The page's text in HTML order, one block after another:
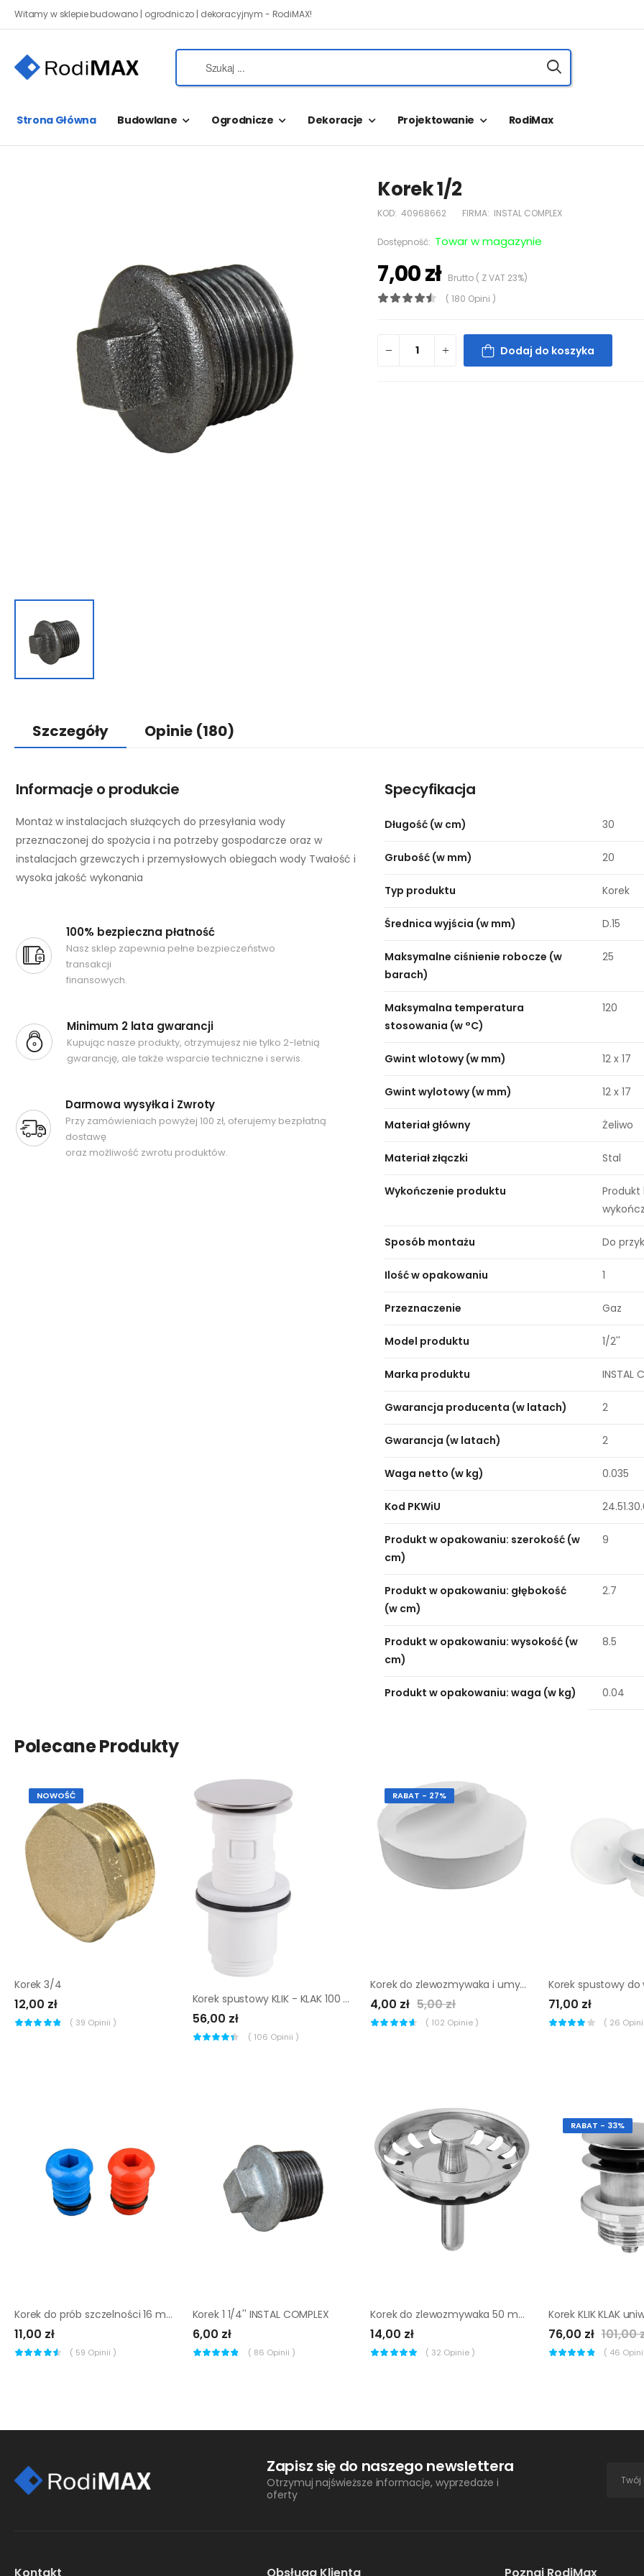
Witamy w sklepie budowano | ogrodniczo | dekoracyjnym - RodiMAX!
Strona Główna Budowlane Ogrodnicze Dekoracje Projektowanie RodiMax
Korek 1/2
KOD: 40968662 FIRMA: INSTAL COMPLEX
Dostępność: Towar w magazynie
7,00 złBrutto ( Z VAT 23%)
( 180 Opini )
Dodaj do koszyka
Szczegóły Opinie (180)
Informacje o produkcie
Montaż w instalacjach służących do przesyłania wody
przeznaczonej do spożycia i na potrzeby gospodarcze oraz w
instalacjach grzewczych i przemysłowych obiegach wody Twałość i
wysoka jakość wykonania
100% bezpieczna płatność
Nasz sklep zapewnia pełne bezpieczeństwo
transakcji
finansowych.
Minimum 2 lata gwarancji
Kupując nasze produkty, otrzymujesz nie tylko 2-letnią
gwarancję, ale także wsparcie techniczne i serwis.
Darmowa wysyłka i Zwroty
Przy zamówieniach powyżej 100 zł, oferujemy bezpłatną
dostawę
oraz możliwość zwrotu produktów.
Specyfikacja
Długość (w cm) 30
Grubość (w mm) 20
Typ produktu Korek
Średnica wyjścia (w mm) D.15
Maksymalne ciśnienie robocze (w
barach)
25
Maksymalna temperatura
stosowania (w °C)
120
Gwint wlotowy (w mm) 12 x 17
Gwint wylotowy (w mm) 12 x 17
Materiał główny Żeliwo
Materiał złączki Stal
Wykończenie produktu
Produkt
Sposób montażu Do
Ilość w opakowaniu 1
Przeznaczenie Gaz
Model produktu 1/2''
Marka produktu INSTAL
Gwarancja producenta (w latach) 2
Gwarancja (w latach) 2
Waga netto (w kg) 0.035
Kod PKWiU
Produkt w opakowaniu: szerokość (w
cm)
9
Produkt w opakowaniu: głębokość
(w cm)
2.7
Produkt w opakowaniu: wysokość (w
cm)
8.5
Produkt w opakowaniu: waga (w kg) 0.04
Polecane Produkty
NOWOŚĆ
Korek 3/4
12,00 zł
( 39 Opinii )
Korek spustowy KLIK - KLAK 100 mm BB59 EQUATION
56,00 zł
( 106 Opinii )
RABAT - 27%
Korek do zlewozmywaka i umywalki UMYWALKOWY 43 mm EQUATION
4,00 zł 5,00 zł
( 102 Opinie )
71,00 zł
( 26
Korek do prób szczelności 16 mm 2 szt. INSTAL COMPLEX
11,00 zł
( 59 Opinii )
Korek 1 1/4'' INSTAL COMPLEX
6,00 zł
( 86 Opinii )
Korek do zlewozmywaka 50 mm EQUATION
14,00 zł
( 32 Opinie )
RABAT - 33%
76,00 zł 101,00
( 46
Zapisz się do naszego newslettera
Otrzymuj najświeższe informacje, wyprzedaże i
oferty